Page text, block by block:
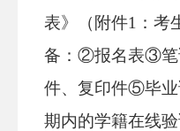
表》（附件1：考
备：②报名表③笔
件、复印件⑤毕业
期内的学籍在线